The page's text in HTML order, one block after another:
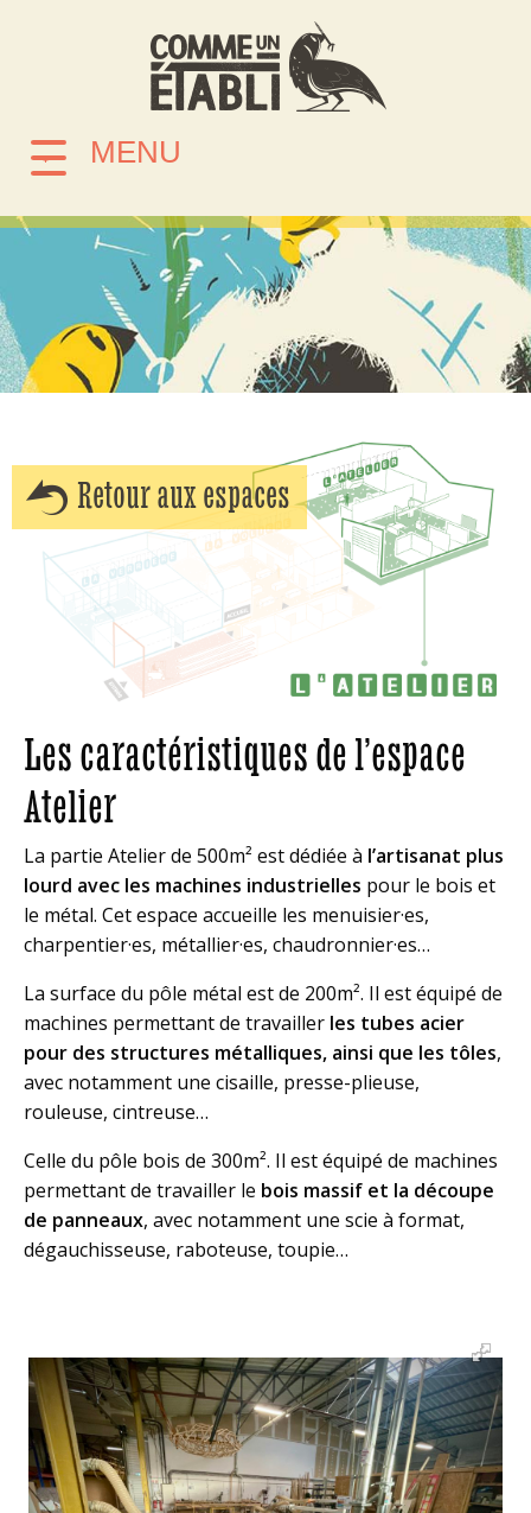
MENU
Retour aux espaces
Les caractéristiques de l’espace
Atelier
La partie Atelier de 500m² est dédiée à l’artisanat plus
lourd avec les machines industrielles pour le bois et
le métal. Cet espace accueille les menuisier·es,
charpentier·es, métallier·es, chaudronnier·es…
La surface du pôle métal est de 200m². Il est équipé de
machines permettant de travailler les tubes acier
pour des structures métalliques, ainsi que les tôles,
avec notamment une cisaille, presse-plieuse,
rouleuse, cintreuse…
Celle du pôle bois de 300m². Il est équipé de machines
permettant de travailler le bois massif et la découpe
de panneaux, avec notamment une scie à format,
dégauchisseuse, raboteuse, toupie…